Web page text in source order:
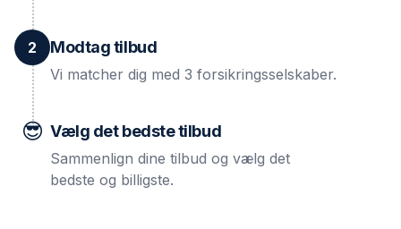
2 Modtag tilbud
Vi matcher dig med 3 forsikringsselskaber.
😎 Vælg det bedste tilbud
Sammenlign dine tilbud og vælg det
bedste og billigste.